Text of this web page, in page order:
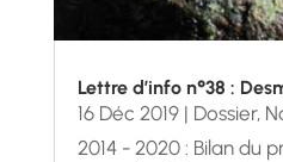
Lettre d’info n°38 :
16 Déc 2019| Dossier,
2014 - 2020 : Bilan du